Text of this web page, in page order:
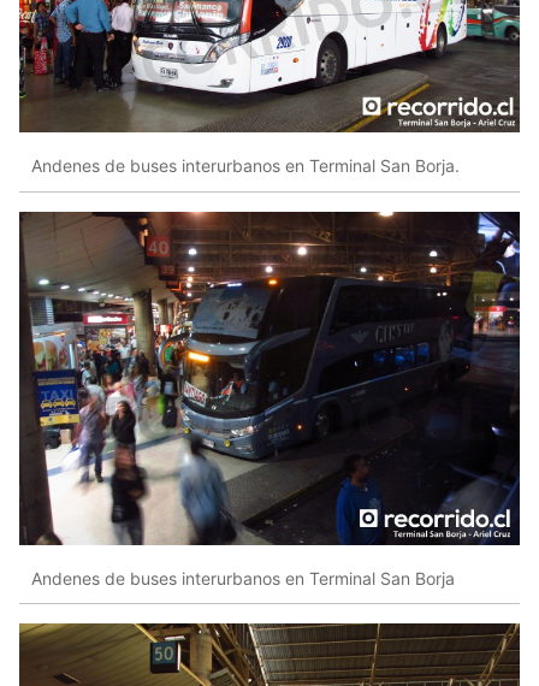
Andenes de buses interurbanos en Terminal San Borja.
Andenes de buses interurbanos en Terminal San Borja